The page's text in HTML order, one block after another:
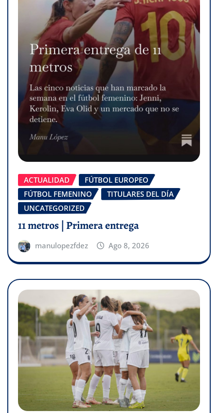
ACTUALIDAD
FÚTBOL EUROPEO
FÚTBOL FEMENINO
TITULARES DEL DÍA
UNCATEGORIZED
11 metros | Primera entrega
manulopezfdez Ago 8, 2026